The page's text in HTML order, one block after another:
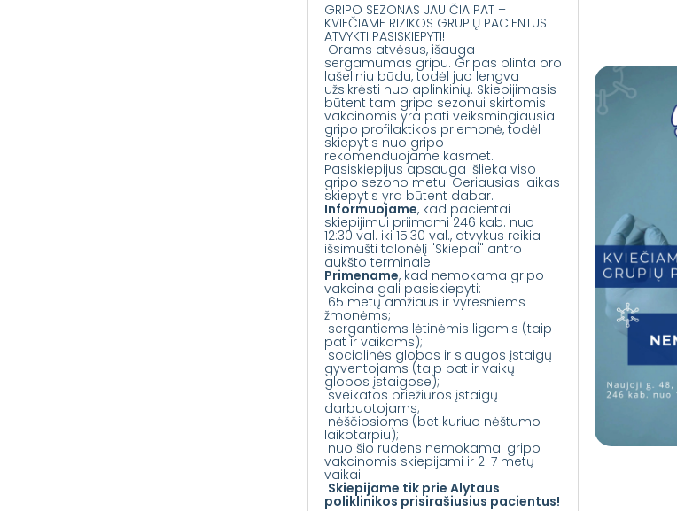
GRIPO SEZONAS JAU ČIA PAT –
KVIEČIAME RIZIKOS GRUPIŲ PACIENTUS
ATVYKTI PASISKIEPYTI!
Orams atvėsus, išauga
sergamumas gripu. Gripas plinta oro
lašeliniu būdu, todėl juo lengva
užsikrėsti nuo aplinkinių. Skiepijimasis
būtent tam gripo sezonui skirtomis
vakcinomis yra pati veiksmingiausia
gripo profilaktikos priemonė, todėl
skiepytis nuo gripo
rekomenduojame kasmet.
Pasiskiepijus apsauga išlieka viso
gripo sezono metu. Geriausias laikas
skiepytis yra būtent dabar.
Informuojame, kad pacientai
skiepijimui priimami 246 kab. nuo
12:30 val. iki 15:30 val., atvykus reikia
išsimušti talonėlį "Skiepai" antro
aukšto terminale.
Primename, kad nemokama gripo
vakcina gali pasiskiepyti:
65 metų amžiaus ir vyresniems
žmonėms;
sergantiems lėtinėmis ligomis (taip
pat ir vaikams);
socialinės globos ir slaugos įstaigų
gyventojams (taip pat ir vaikų
globos įstaigose);
sveikatos priežiūros įstaigų
darbuotojams;
nėščiosioms (bet kuriuo nėštumo
laikotarpiu);
nuo šio rudens nemokamai gripo
vakcinomis skiepijami ir 2-7 metų
vaikai.
Skiepijame tik prie Alytaus
poliklinikos prisirašiusius pacientus!